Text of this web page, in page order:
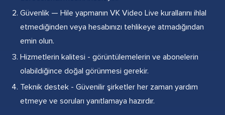
Güvenlik — Hile yapmanın VK Video Live kurallarını ihlal
etmediğinden veya hesabınızı tehlikeye atmadığından
emin olun.
Hizmetlerin kalitesi - görüntülemelerin ve abonelerin
olabildiğince doğal görünmesi gerekir.
Teknik destek - Güvenilir şirketler her zaman yardım
etmeye ve soruları yanıtlamaya hazırdır.